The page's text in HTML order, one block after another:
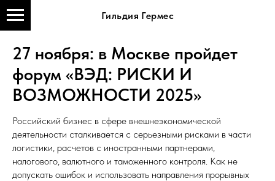
Гильдия Гермес
27 ноября: в Москве пройдет
форум «ВЭД: РИСКИ И
ВОЗМОЖНОСТИ 2025»
Российский бизнес в сфере внешнеэкономической
деятельности сталкивается с серьезными рисками в части
логистики, расчетов с иностранными партнерами,
налогового, валютного и таможенного контроля. Как не
допускать ошибок и использовать направления прорывных